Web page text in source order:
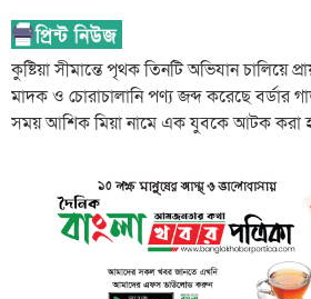
কুষ্টিয়া সীমান্তে পৃথক তিনটি অভিযান চালিয়ে
মাদক ও চোরাচালানি পণ্য জব্দ করেছে বর্ডার
সময় আশিক মিয়া নামে এক যুবকে আটক করা